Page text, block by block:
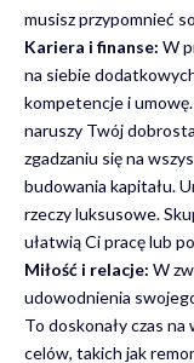
musisz przypomnieć
Kariera i finanse: W
na siebie
kompetencje i umowę.
naruszy Twój
zgadzaniu się na
budowania kapitału.
rzeczy luksusowe.
ułatwią Ci pracę lub
Miłość i relacje: W
udowodnienia
To doskonały czas
celów, takich jak